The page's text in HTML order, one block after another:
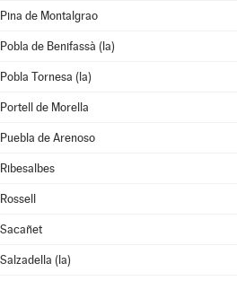
Pina de Montalgrao
Pobla de Benifassà (la)
Pobla Tornesa (la)
Portell de Morella
Puebla de Arenoso
Ribesalbes
Rossell
Sacañet
Salzadella (la)